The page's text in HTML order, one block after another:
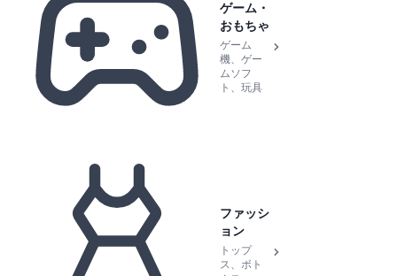
ゲーム・
おもちゃ
ゲーム
機、ゲー
ムソフ
ト、玩具
ファッシ
ョン
トップ
ス、ボト